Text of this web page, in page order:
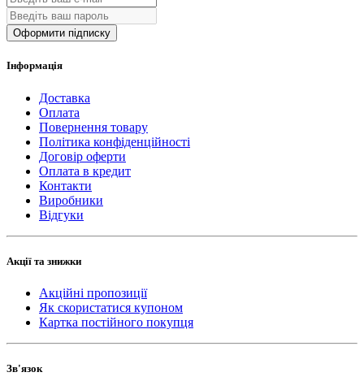
Оформити підписку
Інформація
Доставка
Оплата
Повернення товару
Політика конфіденційності
Договір оферти
Оплата в кредит
Контакти
Виробники
Відгуки
Акції та знижки
Акційні пропозиції
Як скористатися купоном
Картка постійного покупця
Зв'язок